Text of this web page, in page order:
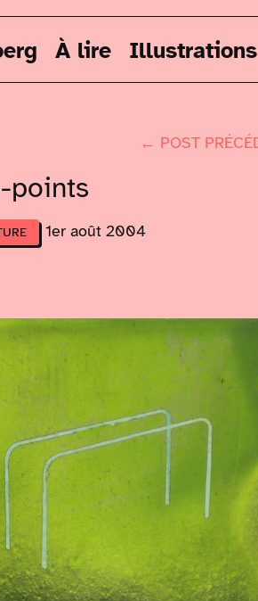
À lire Illustrations
← POST
points
1er août 2004